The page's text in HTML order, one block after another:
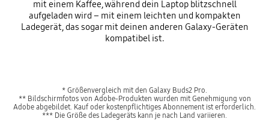
mit einem Kaffee, während dein Laptop blitzschnell
aufgeladen wird – mit einem leichten und kompakten
Ladegerät, das sogar mit deinen anderen Galaxy-Geräten
kompatibel ist.
* Größenvergleich mit den Galaxy Buds2 Pro.
** Bildschirmfotos von Adobe-Produkten wurden mit Genehmigung von
Adobe abgebildet. Kauf oder kostenpflichtiges Abonnement ist erforderlich.
*** Die Größe des Ladegeräts kann je nach Land variieren.